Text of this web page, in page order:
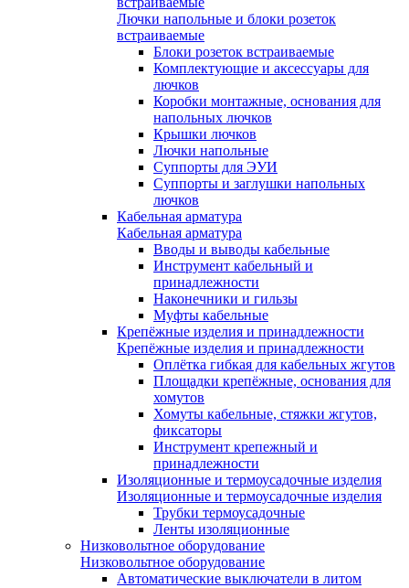
Лючки напольные и блоки розеток
встраиваемые
Блоки розеток встраиваемые
Комплектующие и аксессуары для
лючков
Коробки монтажные, основания для
напольных лючков
Крышки лючков
Лючки напольные
Суппорты для ЭУИ
Суппорты и заглушки напольных
лючков
Кабельная арматура
Кабельная арматура
Вводы и выводы кабельные
Инструмент кабельный и
принадлежности
Наконечники и гильзы
Муфты кабельные
Крепёжные изделия и принадлежности
Крепёжные изделия и принадлежности
Оплётка гибкая для кабельных жгутов
Площадки крепёжные, основания для
хомутов
Хомуты кабельные, стяжки жгутов,
фиксаторы
Инструмент крепежный и
принадлежности
Изоляционные и термоусадочные изделия
Изоляционные и термоусадочные изделия
Трубки термоусадочные
Ленты изоляционные
Низковольтное оборудование
Низковольтное оборудование
Автоматические выключатели в литом